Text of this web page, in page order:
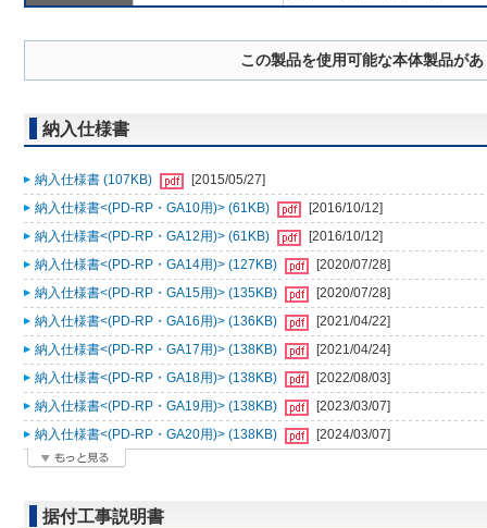
この製品を使用可能な本体製品が
納入仕様書
納入仕様書 (107KB)
[2015/05/27]
納入仕様書<(PD-RP・GA10用)> (61KB)
[2016/10/12]
納入仕様書<(PD-RP・GA12用)> (61KB)
[2016/10/12]
納入仕様書<(PD-RP・GA14用)> (127KB)
[2020/07/28]
納入仕様書<(PD-RP・GA15用)> (135KB)
[2020/07/28]
納入仕様書<(PD-RP・GA16用)> (136KB)
[2021/04/22]
納入仕様書<(PD-RP・GA17用)> (138KB)
[2021/04/24]
納入仕様書<(PD-RP・GA18用)> (138KB)
[2022/08/03]
納入仕様書<(PD-RP・GA19用)> (138KB)
[2023/03/07]
納入仕様書<(PD-RP・GA20用)> (138KB)
[2024/03/07]
据付工事説明書